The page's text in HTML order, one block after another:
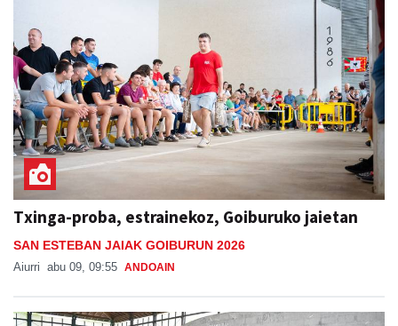
Txinga-proba, estrainekoz, Goiburuko jaietan
SAN ESTEBAN JAIAK GOIBURUN 2026
Aiurri abu 09, 09:55 ANDOAIN